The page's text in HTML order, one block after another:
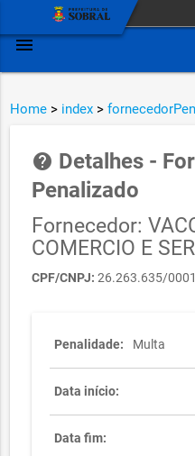
menu
Home > index >
help Detalhes -
Penalizado
Fornecedor:
COMERCIO E
CPF/CNPJ: 26.263.635/
Penalidade: Multa
Data início:
Data fim: